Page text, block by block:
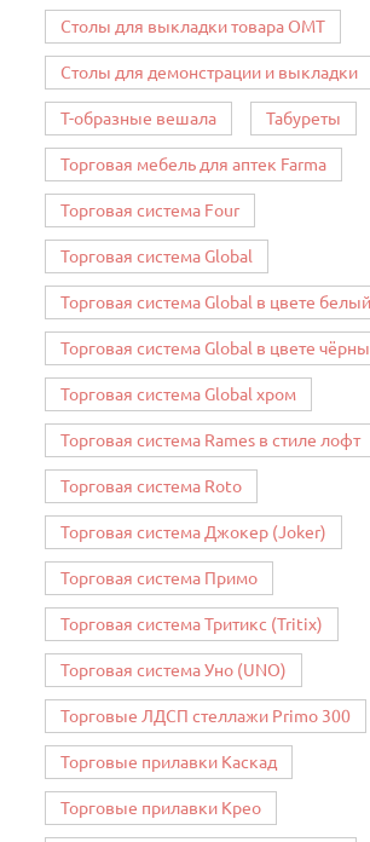
Столы для выкладки товара ОМТ
Столы для демонстрации и выкладки
Т-образные вешала Табуреты
Торговая мебель для аптек Farma
Торговая система Four
Торговая система Global
Торговая система Global в цвете
Торговая система Global в цвете
Торговая система Global хром
Торговая система Rames в стиле лофт
Торговая система Roto
Торговая система Джокер (Joker)
Торговая система Примо
Торговая система Тритикс (Tritix)
Торговая система Уно (UNO)
Торговые ЛДСП стеллажи Primo 300
Торговые прилавки Каскад
Торговые прилавки Крео